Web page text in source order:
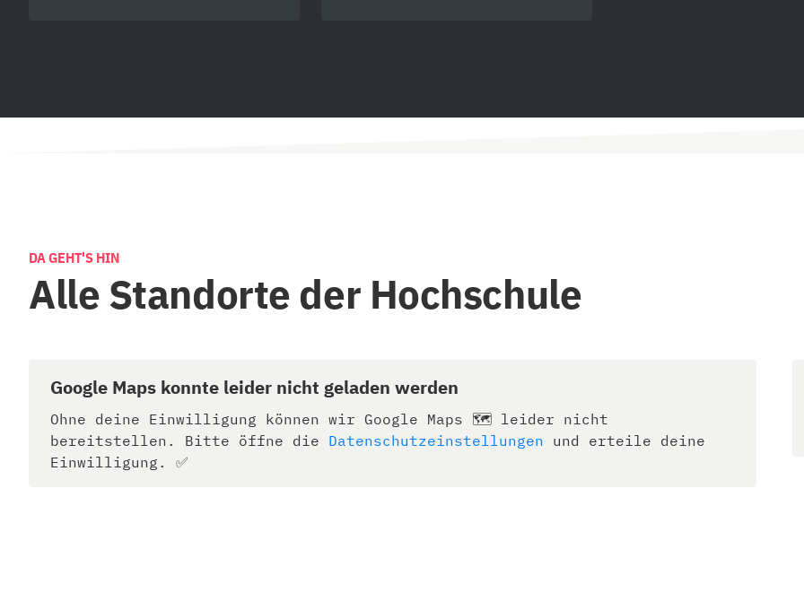
DA GEHT'S HIN
Alle Standorte der Hochschule
Google Maps konnte leider nicht geladen werden
Ohne deine Einwilligung können wir Google Maps 🗺️ leider nicht
bereitstellen. Bitte öffne die Datenschutzeinstellungen und erteile deine
Einwilligung. ✅